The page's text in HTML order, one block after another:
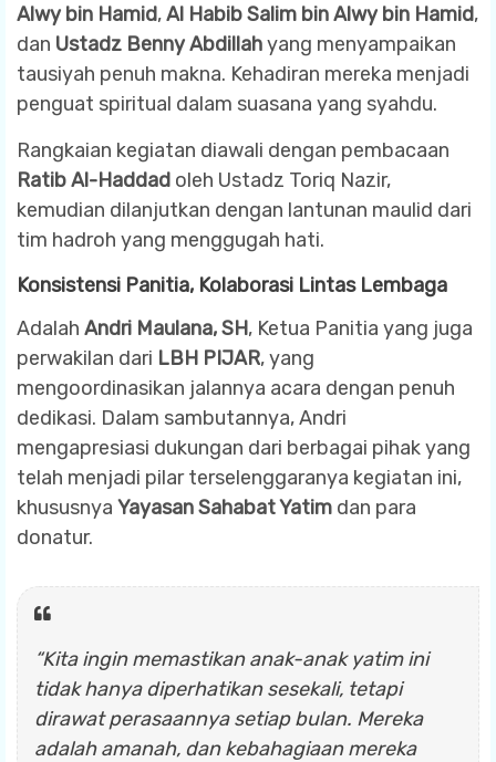
Alwy bin Hamid,Al Habib Salim bin Alwy bin Hamid,
dan Ustadz Benny Abdillahyang menyampaikan
tausiyah penuh makna. Kehadiran mereka menjadi
penguat spiritual dalam suasana yang syahdu.
Rangkaian kegiatan diawali dengan pembacaan
Ratib Al-Haddad oleh Ustadz Toriq Nazir,
kemudian dilanjutkan dengan lantunan maulid dari
tim hadroh yang menggugah hati.
Konsistensi Panitia, Kolaborasi Lintas Lembaga
Adalah Andri Maulana, SH, Ketua Panitia yang juga
perwakilan dari LBH PIJAR, yang
mengoordinasikan jalannya acara dengan penuh
dedikasi. Dalam sambutannya, Andri
mengapresiasi dukungan dari berbagai pihak yang
telah menjadi pilar terselenggaranya kegiatan ini,
khususnya Yayasan Sahabat Yatim dan para
donatur.
“Kita ingin memastikan anak-anak yatim ini
tidak hanya diperhatikan sesekali, tetapi
dirawat perasaannya setiap bulan. Mereka
adalah amanah, dan kebahagiaan mereka